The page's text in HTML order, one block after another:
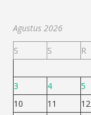
Agustus 2026
S
S R
3
4 5
10
11 12